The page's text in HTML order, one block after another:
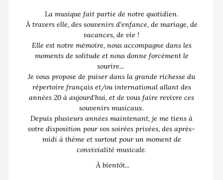
La musique fait partie de notre quotidien.
À travers elle, des souvenirs d'enfance, de mariage, de
vacances, de vie !
Elle est notre mémoire, nous accompagne dans les
moments de solitude et nous donne forcément le
sourire...
Je vous propose de puiser dans la grande richesse du
répertoire français et/ou international allant des
années 20 à aujourd'hui, et de vous faire revivre ces
souvenirs musicaux.
Depuis plusieurs années maintenant, je me tiens à
votre disposition pour vos soirées privées, des après-
midi à thème et surtout pour un moment de
convivialité musicale.
À bientôt...